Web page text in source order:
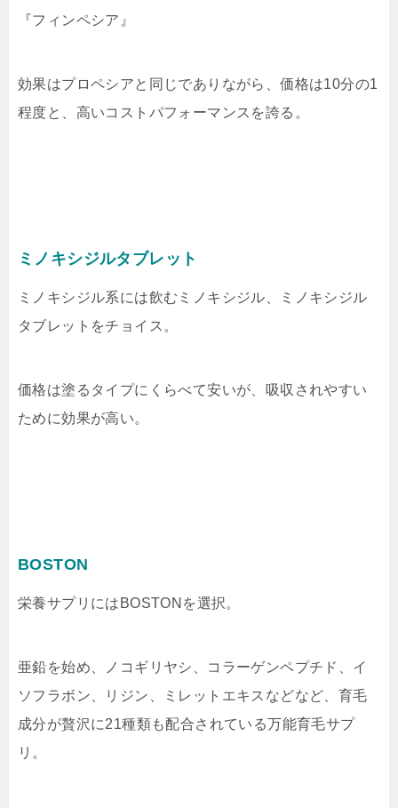
『フィンペシア』
効果はプロペシアと同じでありながら、価格は10分の1
程度と、高いコストパフォーマンスを誇る。
ミノキシジルタブレット
ミノキシジル系には飲むミノキシジル、ミノキシジル
タブレットをチョイス。
価格は塗るタイプにくらべて安いが、吸収されやすい
ために効果が高い。
BOSTON
栄養サプリにはBOSTONを選択。
亜鉛を始め、ノコギリヤシ、コラーゲンペプチド、イ
ソフラボン、リジン、ミレットエキスなどなど、育毛
成分が贅沢に21種類も配合されている万能育毛サプ
リ。